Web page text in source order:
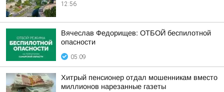
12:56
Вячеслав Федорищев: ОТБОЙ беспилотной
опасности
05:09
Хитрый пенсионер отдал мошенникам вместо
миллионов нарезанные газеты